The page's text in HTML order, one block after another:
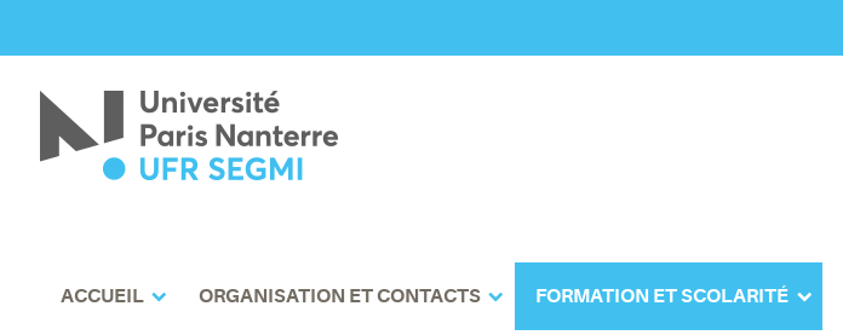
ACCUEIL ORGANISATION ET CONTACTS FORMATION ET SCOLARITÉ